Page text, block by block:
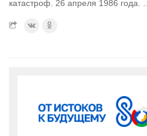
катастроф. 26 апреля 1986 года. …